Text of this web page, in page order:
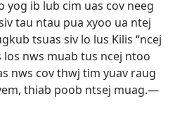
yog ib lub cim uas cov neeg
tau ntau pua xyoo ua ntej
tsuas siv lo lus Kilis “ncej
los nws muab tus ncej ntoo
nws cov thwj tim yuav raug
thiab poob ntsej muag.​—